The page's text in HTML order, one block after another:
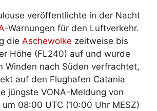
veröffentlichte in der Nacht
-Warnungen für den Luftverkehr.
die Aschewolke zeitweise bis
Höhe (FL240) auf und wurde
Winden nach Süden verfrachtet,
auf den Flughafen Catania
jüngste VONA-Meldung von
08:00 UTC (10:00 Uhr MESZ)